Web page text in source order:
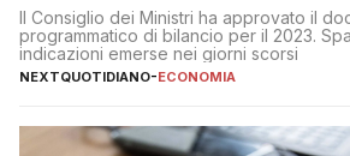
Meloni
Il Consiglio dei Ministri ha approvato il
programmatico di bilancio per il 2023.
indicazioni emerse nei giorni scorsi
NEXTQUOTIDIANO-ECONOMIA